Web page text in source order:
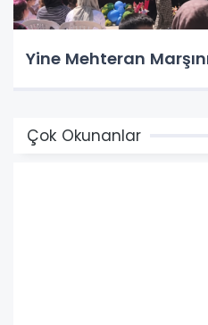
Yine Mehteran
Çok Okunanlar